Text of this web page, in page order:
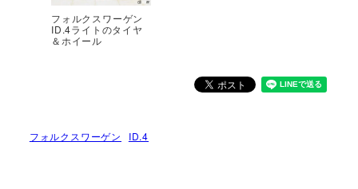
フォルクスワーゲン
ID.4ライトのタイヤ
＆ホイール
フォルクスワーゲン ID.4